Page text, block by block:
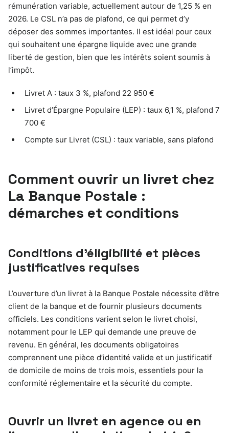
rémunération variable, actuellement autour de 1,25 % en
2026. Le CSL n’a pas de plafond, ce qui permet d’y
déposer des sommes importantes. Il est idéal pour ceux
qui souhaitent une épargne liquide avec une grande
liberté de gestion, bien que les intérêts soient soumis à
l’impôt.
Livret A : taux 3 %, plafond 22 950 €
Livret d’Épargne Populaire (LEP) : taux 6,1 %, plafond 7
700 €
Compte sur Livret (CSL) : taux variable, sans plafond
Comment ouvrir un livret chez
La Banque Postale :
démarches et conditions
Conditions d’éligibilité et pièces
justificatives requises
L’ouverture d’un livret à la Banque Postale nécessite d’être
client de la banque et de fournir plusieurs documents
officiels. Les conditions varient selon le livret choisi,
notamment pour le LEP qui demande une preuve de
revenu. En général, les documents obligatoires
comprennent une pièce d’identité valide et un justificatif
de domicile de moins de trois mois, essentiels pour la
conformité réglementaire et la sécurité du compte.
Ouvrir un livret en agence ou en